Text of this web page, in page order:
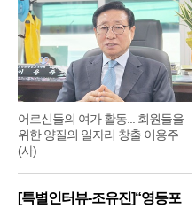
어르신들의 여가 활동... 회원들을
위한 양질의 일자리 창출 이용주
(사)
[특별인터뷰-조유진]“영등포